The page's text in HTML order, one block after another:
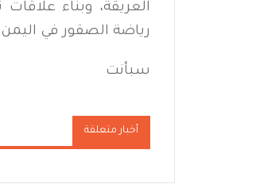
العريقة، وبناء
رياضة الصقور في
سبأنت
أخبار متعلقة